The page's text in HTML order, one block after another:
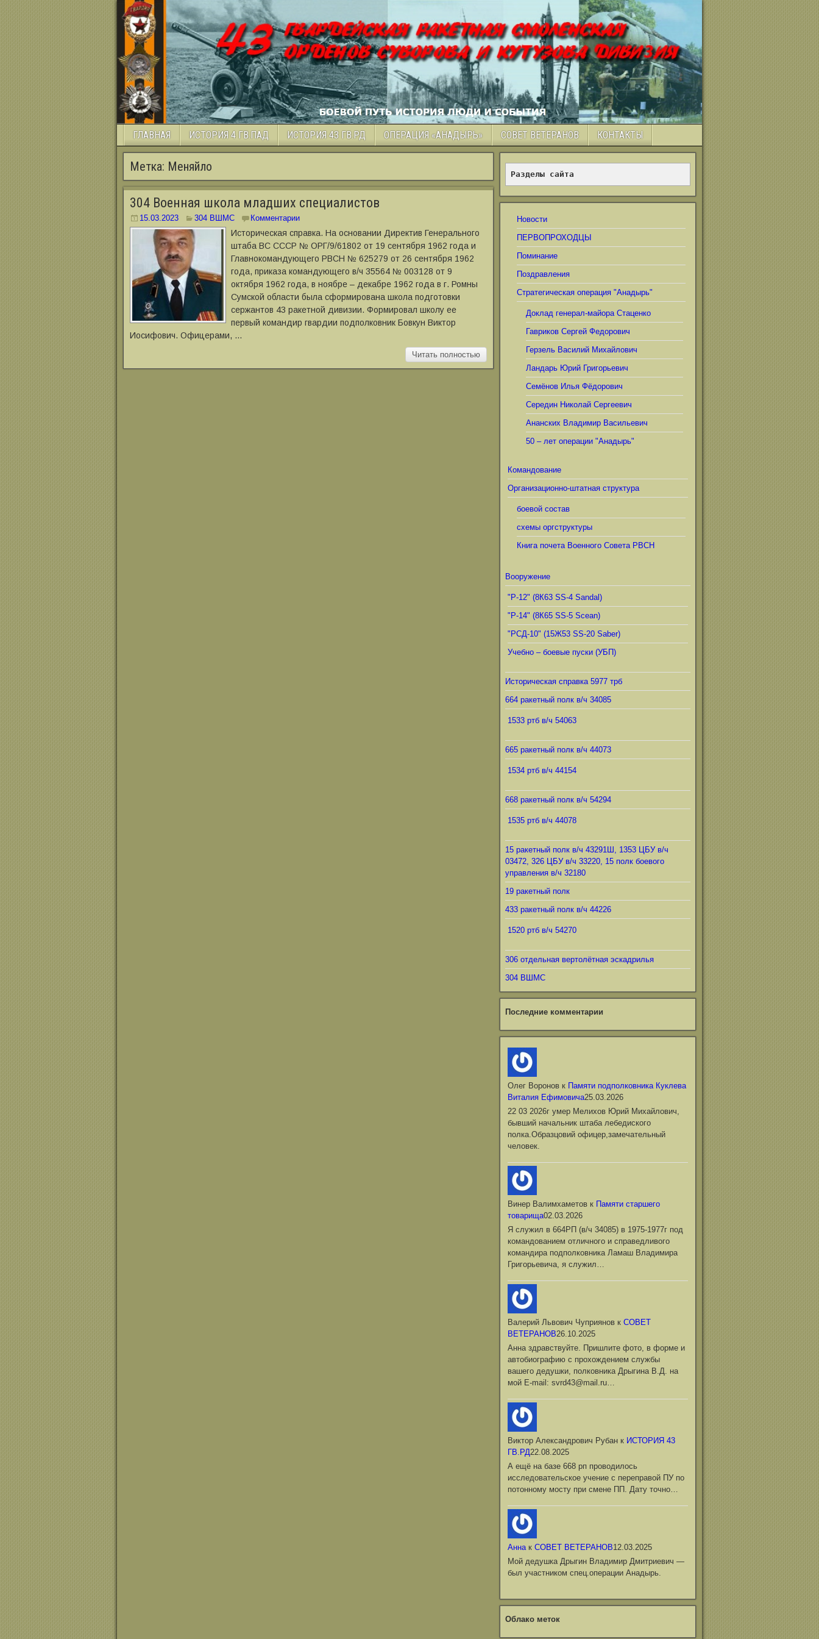
ГЛАВНАЯ ИСТОРИЯ 4 ГВ.ПАД ИСТОРИЯ 43 ГВ.РД ОПЕРАЦИЯ «АНАДЫРЬ» СОВЕТ ВЕТЕРАНОВ КОНТАКТЫ
Метка: Меняйло
304 Военная школа младших специалистов
15.03.2023 304 ВШМС Комментарии
Историческая справка. На основании Директив Генерального
штаба ВС СССР № ОРГ/9/61802 от 19 сентября 1962 года и
Главнокомандующего РВСН № 625279 от 26 сентября 1962
года, приказа командующего в/ч 35564 № 003128 от 9
октября 1962 года, в ноябре – декабре 1962 года в г. Ромны
Сумской области была сформирована школа подготовки
сержантов 43 ракетной дивизии. Формировал школу ее
первый командир гвардии подполковник Бовкун Виктор
Иосифович. Офицерами, …
Читать полностью
Разделы сайта
Новости
ПЕРВОПРОХОДЦЫ
Поминание
Поздравления
Стратегическая операция "Анадырь"
Доклад генерал-майора Стаценко
Гавриков Сергей Федорович
Герзель Василий Михайлович
Ландарь Юрий Григорьевич
Семёнов Илья Фёдорович
Середин Николай Сергеевич
Ананских Владимир Васильевич
50 – лет операции "Анадырь"
Командование
Организационно-штатная структура
боевой состав
схемы оргструктуры
Книга почета Военного Совета РВСН
Вооружение
"Р-12" (8К63 SS-4 Sandal)
"Р-14" (8К65 SS-5 Scean)
"РСД-10" (15Ж53 SS-20 Saber)
Учебно – боевые пуски (УБП)
Историческая справка 5977 трб
664 ракетный полк в/ч 34085
1533 ртб в/ч 54063
665 ракетный полк в/ч 44073
1534 ртб в/ч 44154
668 ракетный полк в/ч 54294
1535 ртб в/ч 44078
15 ракетный полк в/ч 43291Ш, 1353 ЦБУ в/ч
03472, 326 ЦБУ в/ч 33220, 15 полк боевого
управления в/ч 32180
19 ракетный полк
433 ракетный полк в/ч 44226
1520 ртб в/ч 54270
306 отдельная вертолётная эскадрилья
304 ВШМС
Последние комментарии
Олег Вороновк Памяти подполковника Куклева
Виталия Ефимовича25.03.2026
22 03 2026г умер Мелихов Юрий Михайлович,
бывший начальник штаба лебедиского
полка.Образцовий офицер,замечательный
человек.
Винер Валимхаметовк Памяти старшего
товарища02.03.2026
Я служил в 664РП (в/ч 34085) в 1975-1977г под
командованием отличного и справедливого
командира подполковника Ламаш Владимира
Григорьевича, я служил…
Валерий Львович Чуприяновк СОВЕТ
ВЕТЕРАНОВ26.10.2025
Анна здравствуйте. Пришлите фото, в форме и
автобиографию с прохождением службы
вашего дедушки, полковника Дрыгина В.Д. на
мой Е-mail: svrd43@mail.ru…
Виктор Александрович Рубанк ИСТОРИЯ 43
ГВ.РД22.08.2025
А ещё на базе 668 рп проводилось
исследовательское учение с переправой ПУ по
потонному мосту при смене ПП. Дату точно…
Аннак СОВЕТ ВЕТЕРАНОВ12.03.2025
Мой дедушка Дрыгин Владимир Дмитриевич —
был участником спец.операции Анадырь.
Облако меток